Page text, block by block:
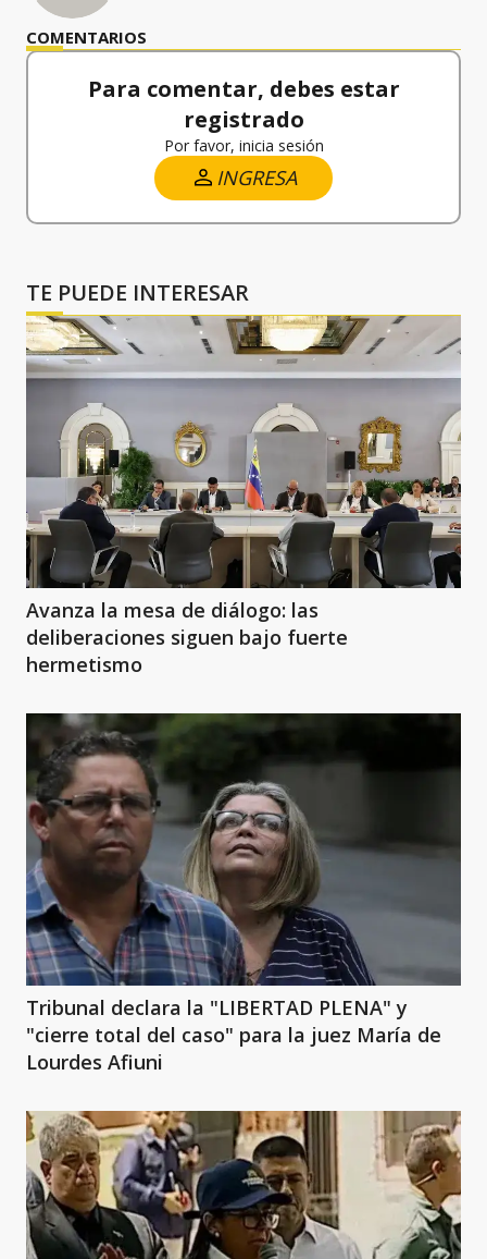
COMENTARIOS
Para comentar, debes estar
registrado
Por favor, inicia sesión
INGRESA
TE PUEDE INTERESAR
Avanza la mesa de diálogo: las
deliberaciones siguen bajo fuerte
hermetismo
Tribunal declara la "LIBERTAD PLENA" y
"cierre total del caso" para la juez María de
Lourdes Afiuni